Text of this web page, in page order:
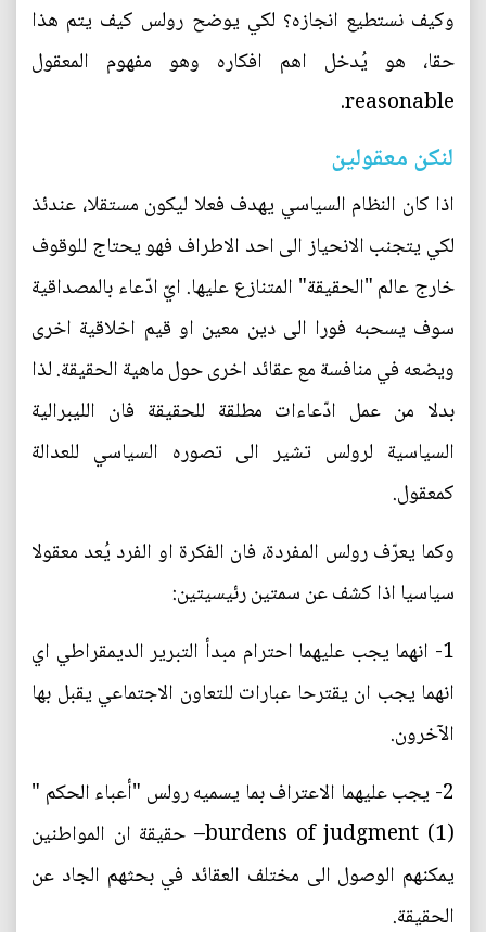
وكيف نستطيع انجازه؟ لكي يوضح رولس كيف يتم هذا
حقا، هو يُدخل اهم افكاره وهو مفهوم المعقول
reasonable.
لنكن معقولين
اذا كان النظام السياسي يهدف فعلا ليكون مستقلا، عندئذ
لكي يتجنب الانحياز الى احد الاطراف فهو يحتاج للوقوف
خارج عالم "الحقيقة" المتنازع عليها. ايّ ادّعاء بالمصداقية
سوف يسحبه فورا الى دين معين او قيم اخلاقية اخرى
ويضعه في منافسة مع عقائد اخرى حول ماهية الحقيقة. لذا
بدلا من عمل ادّعاءات مطلقة للحقيقة فان الليبرالية
السياسية لرولس تشير الى تصوره السياسي للعدالة
كمعقول.
وكما يعرّف رولس المفردة، فان الفكرة او الفرد يُعد معقولا
سياسيا اذا كشف عن سمتين رئيسيتين:
1- انهما يجب عليهما احترام مبدأ التبرير الديمقراطي اي
انهما يجب ان يقترحا عبارات للتعاون الاجتماعي يقبل بها
الآخرون.
2- يجب عليهما الاعتراف بما يسميه رولس "أعباء الحكم "
burdens of judgment (1)– حقيقة ان المواطنين
يمكنهم الوصول الى مختلف العقائد في بحثهم الجاد عن
الحقيقة.